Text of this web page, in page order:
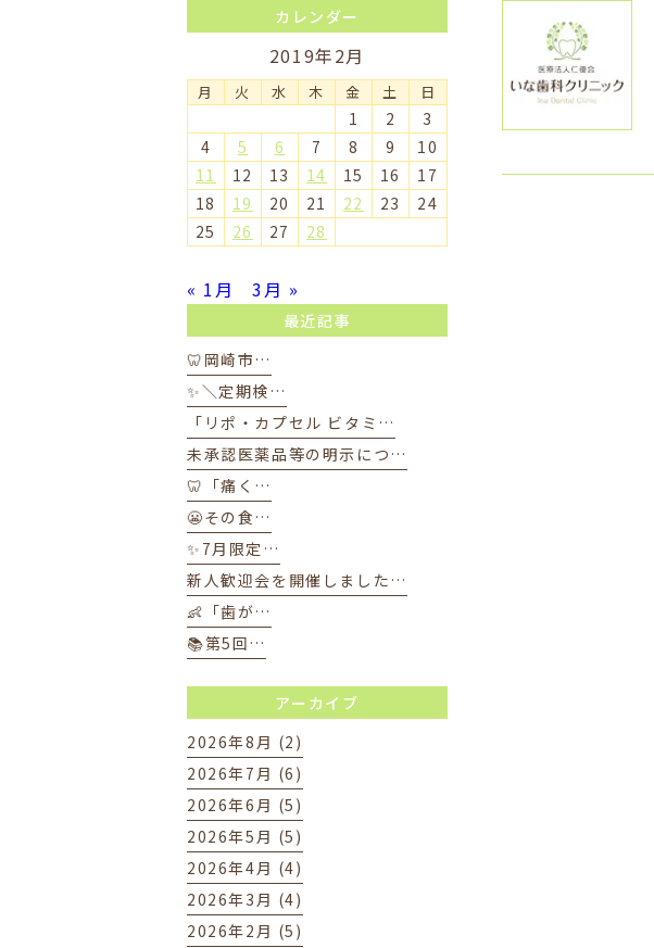
カレンダー
2019年2月
月 火 水 木 金 土 日
1 2
3
4
5 6 7 8 9
10
11
12 13 14 15 16
17
18
19 20 21 22 23
24
25
26 27 28
« 1月 3月 »
最近記事
🦷岡崎市…
✨＼定期検…
「リポ・カプセル ビタミ…
未承認医薬品等の明示につ…
🦷「痛く…
😬その食…
✨7月限定…
新人歓迎会を開催しました…
👶「歯が…
📚第5回…
アーカイブ
2026年8月 (2)
2026年7月 (6)
2026年6月 (5)
2026年5月 (5)
2026年4月 (4)
2026年3月 (4)
2026年2月 (5)